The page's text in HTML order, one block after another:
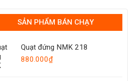
SẢN PHẨM BÁN CHẠY
Quạt đứng NMK 218
880.000₫